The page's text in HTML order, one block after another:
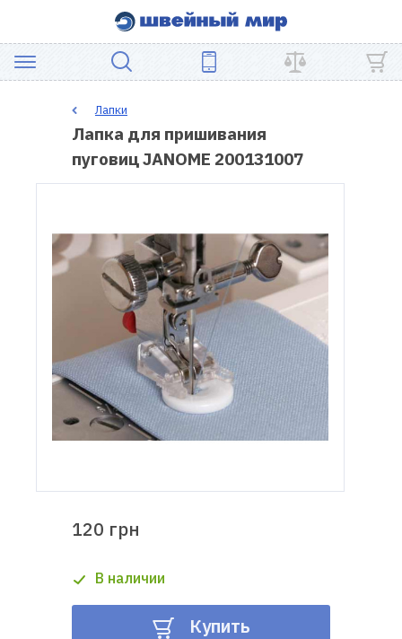
ШВЕЙНОЕ
ОБОРУДОВАНИЕ
АКСЕССУАРЫ
УЦЕНКА
Гарантия
швейной
техники
Лапки
Лапка для пришивания
пуговиц JANOME 200131007
120 грн
В наличии
Купить